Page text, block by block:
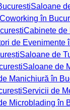
Saloane
în
Cabinete de
de Evenimente
Saloane de
Saloane de
Manichiură în
Servicii de
Microblading în